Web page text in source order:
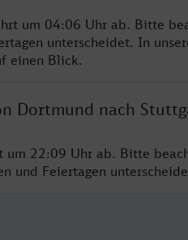
um 04:06 Uhr ab. Bitte
unterscheidet. In
einen Blick.
Dortmund nach
um 22:09 Uhr ab. Bitte
und Feiertagen